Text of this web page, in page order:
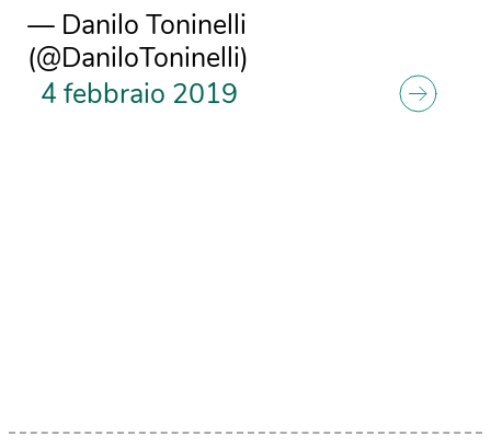
— Danilo Toninelli
(@DaniloToninelli)
4 febbraio 2019